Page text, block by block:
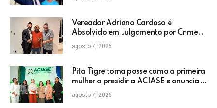
Vereador Adriano Cardoso é
Absolvido em Julgamento por Crime
Eleitoral no TRE
agosto 7, 2026
Pita Tigre toma posse como a primeira
mulher a presidir a ACIASE e anuncia a
retomada do Prêmio Destaque
Empresarial
agosto 7, 2026